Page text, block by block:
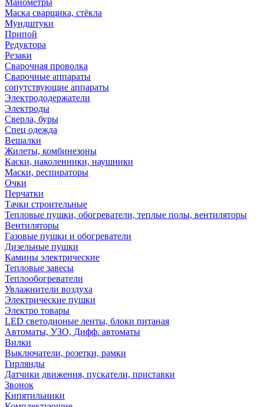
Манометры
Маска сварщика, стёкла
Мундштуки
Припой
Редуктора
Резаки
Сварочная проволка
Сварочные аппараты
сопутствующие аппараты
Электрододержатели
Электроды
Сверла, буры
Спец одежда
Вешалки
Жилеты, комбинезоны
Каски, наколенники, наушники
Маски, респираторы
Очки
Перчатки
Тачки строительные
Тепловые пушки, обогреватели, теплые полы, вентиляторы
Вентиляторы
Газовые пушки и обогреватели
Дизельные пушки
Камины электрические
Тепловые завесы
Теплообогреватели
Увлажнители воздуха
Электрические пушки
Электро товары
LED светодионые ленты, блоки питаная
Автоматы, УЗО, Дифф. автоматы
Вилки
Выключатели, розетки, рамки
Гирлянды
Датчики движения, пускатели, приставки
Звонок
Кипятильники